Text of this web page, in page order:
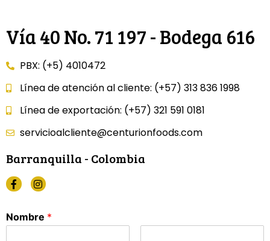
Vía 40 No. 71 197 - Bodega 616
PBX: (+5) 4010472
Línea de atención al cliente: (+57) 313 836 1998
Línea de exportación: (+57) 321 591 0181
servicioalcliente@centurionfoods.com
Barranquilla - Colombia
Nombre *